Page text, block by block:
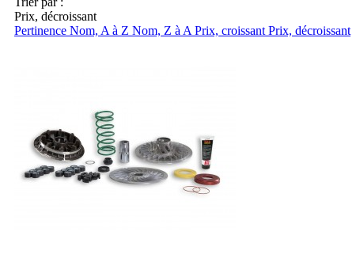
Prix, décroissant
Pertinence Nom, A à Z Nom, Z à A Prix, croissant Prix, décroissant